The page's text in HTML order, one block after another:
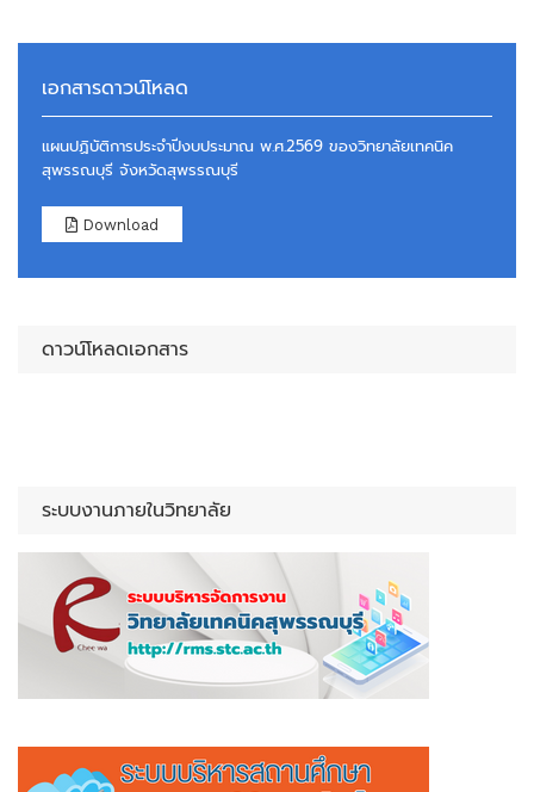
เอกสารดาวน์โหลด
แผนปฏิบัติการประจำปีงบประมาณ พ.ศ.2569 ของวิทยาลัยเทคนิค
สุพรรณบุรี จังหวัดสุพรรณบุรี
Download
ดาวน์โหลดเอกสาร
ระบบงานภายในวิทยาลัย